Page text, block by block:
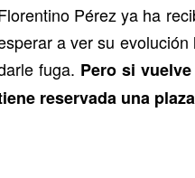
Pérez ya ha
a ver su
fuga. Pero si
reservada una